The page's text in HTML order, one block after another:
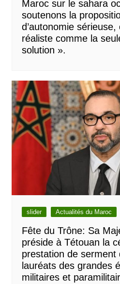
Maroc sur le sahara
soutenons la
d’autonomie
réaliste comme la
solution ».
slider Actualités du Maroc
Fête du Trône: Sa
préside à Tétouan la
prestation de serment
lauréats des grandes
militaires et